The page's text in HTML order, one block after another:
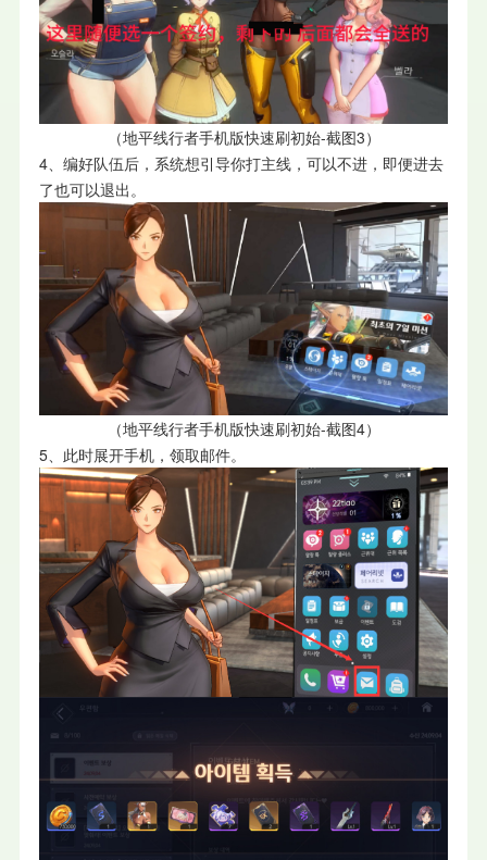
（地平线行者手机版快速刷初始-截图3）
4、编好队伍后，系统想引导你打主线，可以不进，即便进去
了也可以退出。
（地平线行者手机版快速刷初始-截图4）
5、此时展开手机，领取邮件。